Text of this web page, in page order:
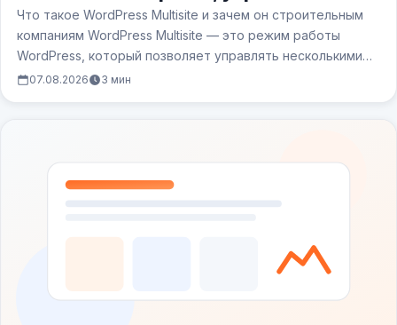
подводные камни
Что такое WordPress Multisite и зачем он строительным
компаниям WordPress Multisite — это режим работы
WordPress, который позволяет управлять несколькими…
07.08.2026 3 мин